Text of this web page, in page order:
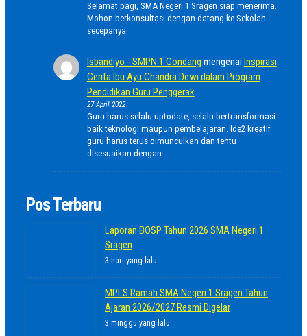
Selamat pagi, SMA Negeri 1 Sragen siap menerima.
Mohon berkonsultasi dengan datang ke Sekolah
secepanya.
Isbandiyo - SMPN 1 Gondang mengenai Inspirasi
Cerita Ibu Ayu Chandra Dewi dalam Program
Pendidikan Guru Penggerak
27 April 2022
Guru harus selalu uptodate, selalu bertransformasi
baik teknologi maupun pembelajaran. Ide2 kreatif
guru harus terus dimunculkan dan tentu
disesuaikan dengan…
Pos Terbaru
Laporan BOSP Tahun 2026 SMA Negeri 1
Sragen
3 hari yang lalu
MPLS Ramah SMA Negeri 1 Sragen Tahun
Ajaran 2026/2027 Resmi Digelar
3 minggu yang lalu